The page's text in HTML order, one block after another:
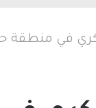
في منطقة